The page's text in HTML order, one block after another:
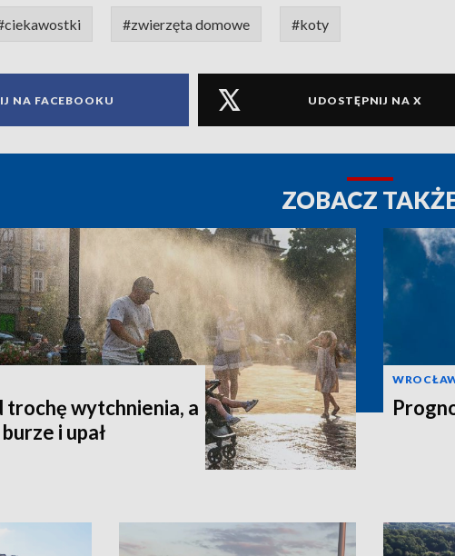
#zwierzęta domowe #koty
NA FACEBOOKU UDOSTĘPNIJ NA X
ZOBACZ
trochę wytchnienia, a
i upał